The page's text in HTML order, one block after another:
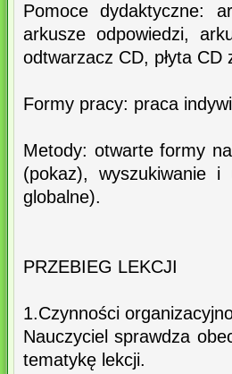
Pomoce dydaktyczne:
arkusze odpowiedzi,
odtwarzacz CD, płyta
Formy pracy: praca
Metody: otwarte formy
(pokaz), wyszukiwanie i
globalne).
PRZEBIEG LEKCJI
1.Czynności
Nauczyciel sprawdza
tematykę lekcji.